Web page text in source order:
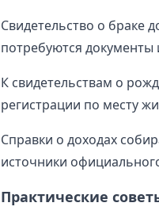
Свидетельство о браке
потребуются
К свидетельствам о
регистрации по месту
Справки о доходах
источники
Практические